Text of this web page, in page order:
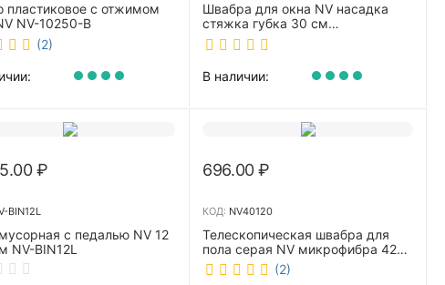
пластиковое с отжимом
NV-10250-B
(2)
Швабра для окна NV насадка
стяжка губка 30 см
телескопическая рукоятка 70-
110 см NV-W3011
В наличии:
₽
BIN12L
с педалью NV 12
NV-BIN12L
696.00₽
КОД: NV40120
Телескопическая швабра для
пола серая NV микрофибра 42
см NV40120(2)